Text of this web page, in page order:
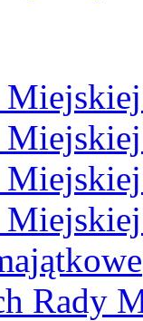
Rady